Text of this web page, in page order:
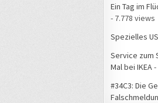
Ein Tag im
- 7.778 views
Spezielles
Service zum
Mal bei IKEA -
#34C3: Die